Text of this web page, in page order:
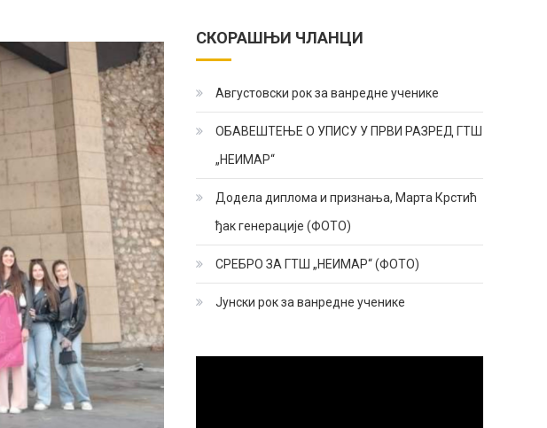
СКОРАШЊИ ЧЛАНЦИ
Августовски рок за ванредне ученике
ОБАВЕШТЕЊЕ О УПИСУ У ПРВИ РАЗРЕД ГТШ
„НЕИМАР“
Додела диплома и признања, Марта Крстић
ђак генерације (ФОТО)
СРЕБРО ЗА ГТШ „НЕИМАР“ (ФОТО)
Јунски рок за ванредне ученике